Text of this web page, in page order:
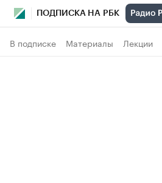
ПОДПИСКА НА РБК
В подписке Материалы Лекции